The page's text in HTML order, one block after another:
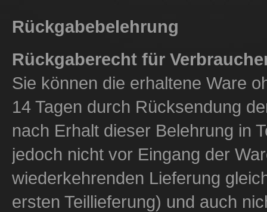
Rückgabebelehrung
Rückgaberecht für
Sie können die erhaltene Ware
14 Tagen durch Rücksendung
nach Erhalt dieser Belehrung in
jedoch nicht vor Eingang der
wiederkehrenden Lieferung
ersten Teillieferung) und auch